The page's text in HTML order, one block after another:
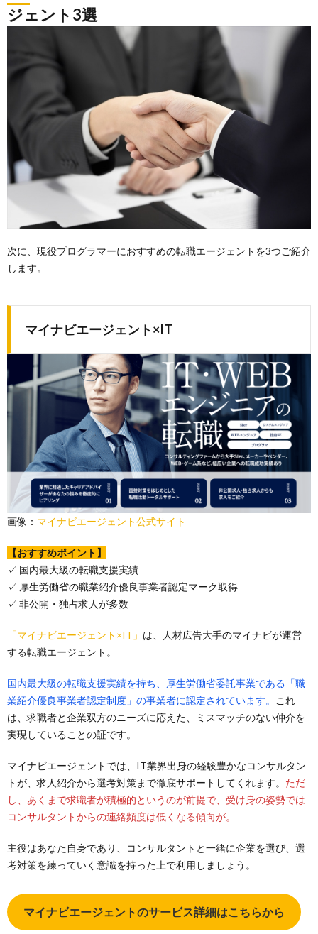
ジェント3選
次に、現役プログラマーにおすすめの転職エージェントを3つご紹介
します。
マイナビエージェント×IT
画像： マイナビエージェント公式サイト
【おすすめポイント】
✓ 国内最大級の転職支援実績
✓ 厚生労働省の職業紹介優良事業者認定マーク取得
✓ 非公開・独占求人が多数
「マイナビエージェント×IT」 は、人材広告大手のマイナビが運営
する転職エージェント。
国内最大級の転職支援実績を持ち、厚生労働省委託事業である「職
業紹介優良事業者認定制度」の事業者に認定されています。
これ
は、求職者と企業双方のニーズに応えた、ミスマッチのない仲介を
実現していることの証です。
マイナビエージェントでは、IT業界出身の経験豊かなコンサルタン
トが、求人紹介から選考対策まで徹底サポートしてくれます。 ただ
し、あくまで求職者が積極的というのが前提で、受け身の姿勢では
コンサルタントからの連絡頻度は低くなる傾向が。
主役はあなた自身であり、コンサルタントと一緒に企業を選び、選
考対策を練っていく意識を持った上で利用しましょう。
マイナビエージェントのサービス詳細はこちらから